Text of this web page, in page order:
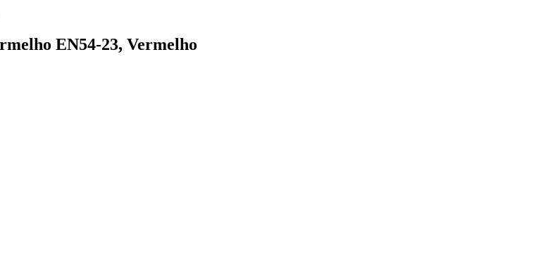
EN54-23, Vermelho